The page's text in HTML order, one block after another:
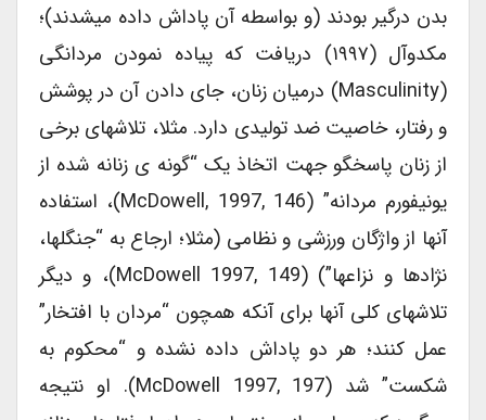
بدن درگیر بودند (و بواسطه آن پاداش داده میشدند)؛
مکدوآل (۱۹۹۷) دریافت که پیاده نمودن مردانگی
(masculinity) درمیان زنان، جای دادن آن در پوشش
و رفتار، خاصیت ضد تولیدی دارد. مثلا، تلاشهای برخی
از زنان پاسخگو جهت اتخاذ یک “گونه ی زنانه شده از
یونیفورم مردانه” (McDowell, 1997, 146)، استفاده
آنها از واژگان ورزشی و نظامی (مثلا؛ ارجاع به “جنگلها،
نژادها و نزاعها”) (McDowell 1997, 149)، و دیگر
تلاشهای کلی آنها برای آنکه همچون “مردان با افتخار”
عمل کنند؛ هر دو پاداش داده نشده و “محکوم به
شکست” شد (McDowell 1997, 197). او نتیجه